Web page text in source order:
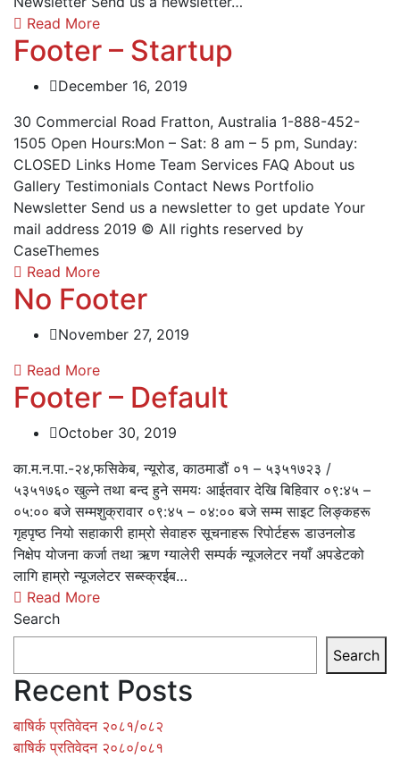
Read More
Footer – Startup
December 16, 2019
30 Commercial Road Fratton, Australia 1-888-452-
1505 Open Hours:Mon – Sat: 8 am – 5 pm, Sunday:
CLOSED Links Home Team Services FAQ About us
Gallery Testimonials Contact News Portfolio
Newsletter Send us a newsletter to get update Your
mail address 2019 © All rights reserved by
CaseThemes
Read More
No Footer
November 27, 2019
Read More
Footer – Default
October 30, 2019
का.म.न.पा.-२४,फसिकेब, न्यूरोड, काठमाडौं ०१ – ५३५१७२३ /
५३५१७६० खुल्ने तथा बन्द हुने समयः आईतवार देखि बिहिवार ०९:४५ –
०५:०० बजे सम्मशुक्रावार ०९:४५ – ०४:०० बजे सम्म साइट लिङ्कहरू
गृहपृष्ठ नियो सहाकारी हाम्रो सेवाहरु सूचनाहरू रिपोर्टहरू डाउनलोड
निक्षेप योजना कर्जा तथा ऋण ग्यालेरी सम्पर्क न्यूजलेटर नयाँ अपडेटको
लागि हाम्रो न्यूजलेटर सब्स्क्रईब…
Read More
Search
Search
Recent Posts
बाषिर्क प्रतिवेदन २०८१/०८२
बाषिर्क प्रतिवेदन २०८०/०८१